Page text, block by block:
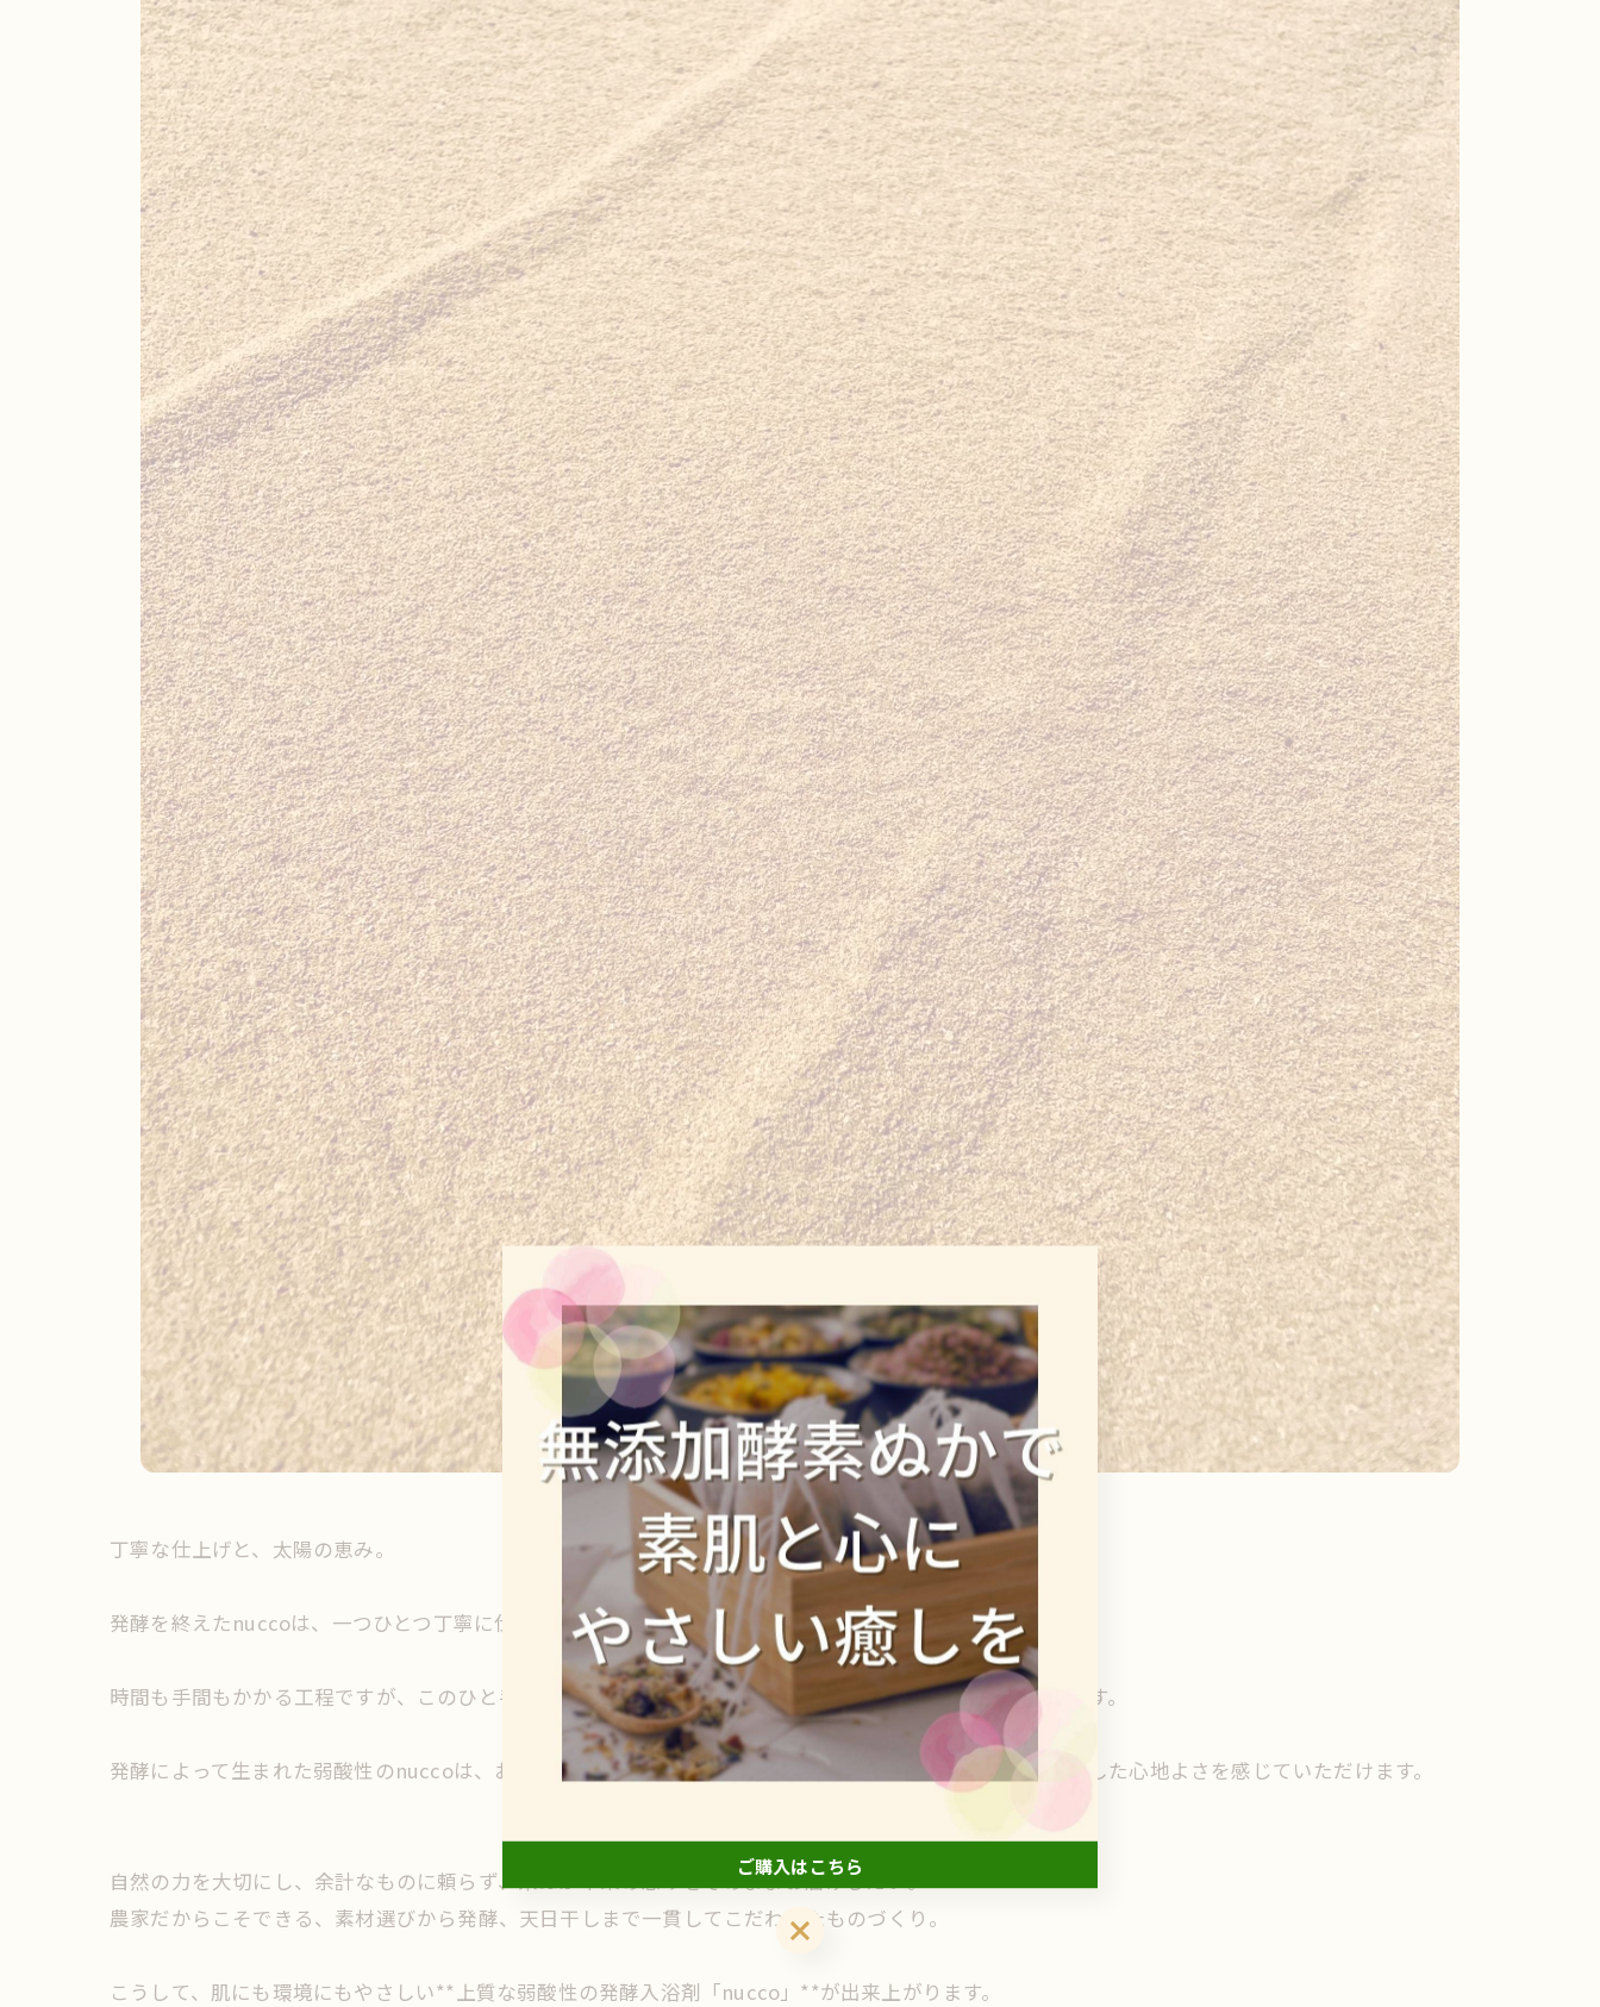
丁寧な仕上げと、太陽の恵み。
発酵を終えたnuccoは、一つひとつ丁寧に仕上げ、最後は太陽の光をたっぷり浴びて天日干しします。
時間も手間もかかる工程ですが、このひと手間がnuccoならではのやさしい風合いと品質を生み出しています。
発酵によって生まれた弱酸性のnuccoは、お肌と同じ弱酸性に近い環境を保ちやすく、入浴後もしっとりとした心地よさを感じていただけます。
自然の力を大切にし、余計なものに頼らず、米ぬか本来の恵みをそのままお届けしたい。
農家だからこそできる、素材選びから発酵、天日干しまで一貫してこだわったものづくり。
こうして、肌にも環境にもやさしい**上質な弱酸性の発酵入浴剤「nucco」**が出来上がります。
ご購入はこちら
ご購入はこちら